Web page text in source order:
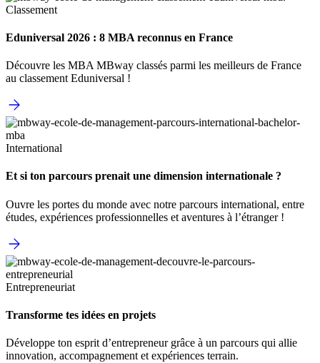
Classement
Eduniversal 2026 : 8 MBA reconnus en France
Découvre les MBA MBway classés parmi les meilleurs de France
au classement Eduniversal !
International
Et si ton parcours prenait une dimension internationale ?
Ouvre les portes du monde avec notre parcours international, entre
études, expériences professionnelles et aventures à l’étranger !
Entrepreneuriat
Transforme tes idées en projets
Développe ton esprit d’entrepreneur grâce à un parcours qui allie
innovation, accompagnement et expériences terrain.